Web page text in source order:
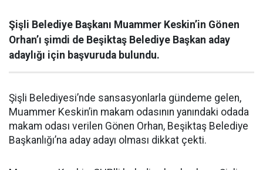
Şişli Belediye Başkanı Muammer Keskin’in Gönen
Orhan’ı şimdi de Beşiktaş Belediye Başkan aday
adaylığı için başvuruda bulundu.
Şişli Belediyesi’nde sansasyonlarla gündeme gelen,
Muammer Keskin’in makam odasının yanındaki odada
makam odası verilen Gönen Orhan, Beşiktaş Belediye
Başkanlığı’na aday adayı olması dikkat çekti.